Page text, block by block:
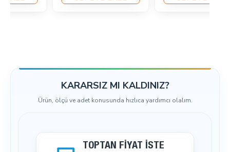
KARARSIZ MI KALDINIZ?
Ürün, ölçü ve adet konusunda hızlıca yardımcı olalım.
TOPTAN FIYAT İSTE